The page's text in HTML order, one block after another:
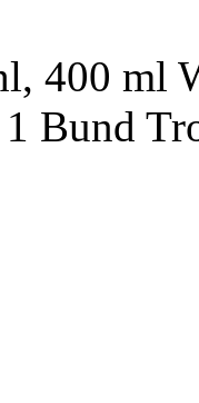
400 ml
Bund